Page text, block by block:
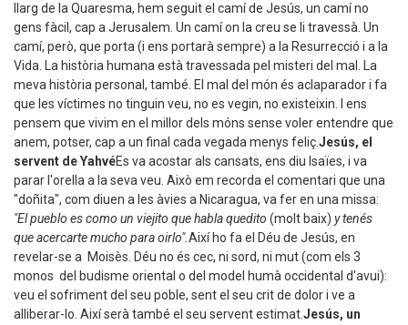
llarg de la Quaresma, hem seguit el camí de Jesús, un camí no
gens fàcil, cap a Jerusalem. Un camí on la creu se li travessà. Un
camí, però, que porta (i ens portarà sempre) a la Resurrecció i a la
Vida. La història humana està travessada pel misteri del mal. La
meva història personal, també. El mal del món és aclaparador i fa
que les víctimes no tinguin veu, no es vegin, no existeixin. I ens
pensem que vivim en el millor dels móns sense voler entendre que
anem, potser, cap a un final cada vegada menys feliç.Jesús, el
servent de YahvéEs va acostar als cansats, ens diu Isaïes, i va
parar l'orella a la seva veu. Això em recorda el comentari que una
"doñita", com diuen a les àvies a Nicaragua, va fer en una missa:
"El pueblo es como un viejito que habla quedito (molt baix) y tenés
que acercarte mucho para oirlo".Així ho fa el Déu de Jesús, en
revelar-se a Moisès. Déu no és cec, ni sord, ni mut (com els 3
monos del budisme oriental o del model humà occidental d'avui):
veu el sofriment del seu poble, sent el seu crit de dolor i ve a
alliberar-lo. Així serà també el seu servent estimat.Jesús, un